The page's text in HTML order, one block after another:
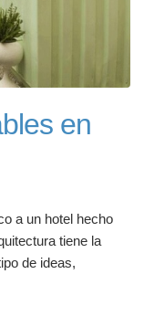
en
a un hotel hecho
tiene la
de ideas,